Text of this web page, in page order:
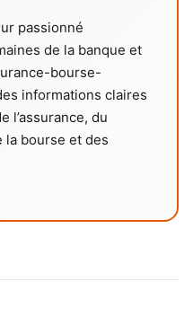
passionné
de la banque et
bourse-
informations claires
l’assurance, du
la bourse et des